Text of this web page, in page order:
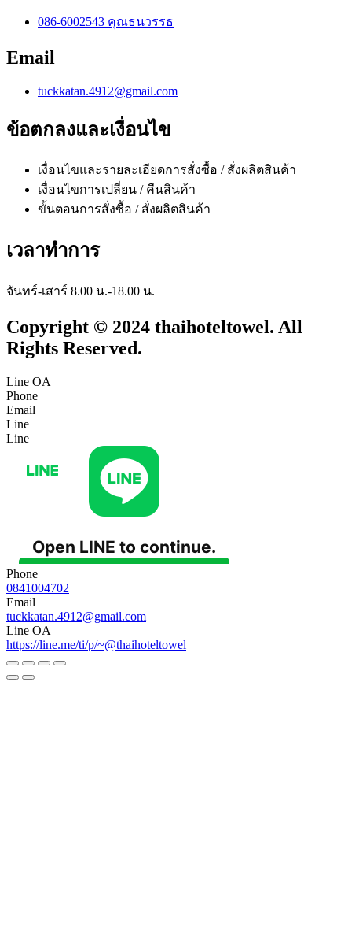
086-6002543 คุณธนวรรธ
Email
tuckkatan.4912@gmail.com
ข้อตกลงและเงื่อนไข
เงื่อนไขและรายละเอียดการสั่งซื้อ / สั่งผลิตสินค้า
เงื่อนไขการเปลี่ยน / คืนสินค้า
ขั้นตอนการสั่งซื้อ / สั่งผลิตสินค้า
เวลาทำการ
จันทร์-เสาร์ 8.00 น.-18.00 น.
Copyright © 2024 thaihoteltowel. All
Rights Reserved.
Line OA
Phone
Email
Line
Line
Phone
0841004702
Email
tuckkatan.4912@gmail.com
Line OA
https://line.me/ti/p/~@thaihoteltowel